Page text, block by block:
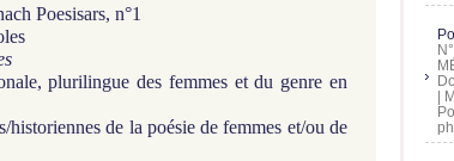
Poesisars, n°1
plurilingue des femmes et du genre en
de la poésie de femmes et/ou de
|